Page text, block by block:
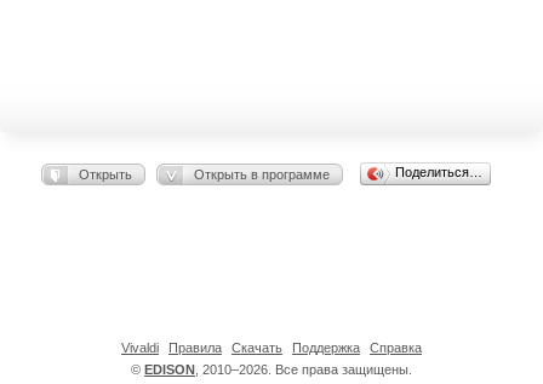
Открыть Открыть в программе Поделиться…
© EDISON , 2010–2026. Все права защищены.
Vivaldi Правила Скачать Поддержка Справка